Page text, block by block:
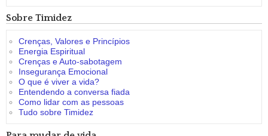
Sobre Timidez
Crenças, Valores e Princípios
Energia Espiritual
Crenças e Auto-sabotagem
Insegurança Emocional
O que é viver a vida?
Entendendo a conversa fiada
Como lidar com as pessoas
Tudo sobre Timidez